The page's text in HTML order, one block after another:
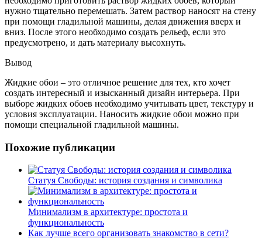
нужно тщательно перемешать. Затем раствор наносят на стену
при помощи гладильной машины, делая движения вверх и
вниз. После этого необходимо создать рельеф, если это
предусмотрено, и дать материалу высохнуть.
Вывод
Жидкие обои – это отличное решение для тех, кто хочет
создать интересный и изысканный дизайн интерьера. При
выборе жидких обоев необходимо учитывать цвет, текстуру и
условия эксплуатации. Наносить жидкие обои можно при
помощи специальной гладильной машины.
Похожие публикации
Статуя Свободы: история создания и символика
Минимализм в архитектуре: простота и
функциональность
Как лучше всего организовать знакомство в сети?